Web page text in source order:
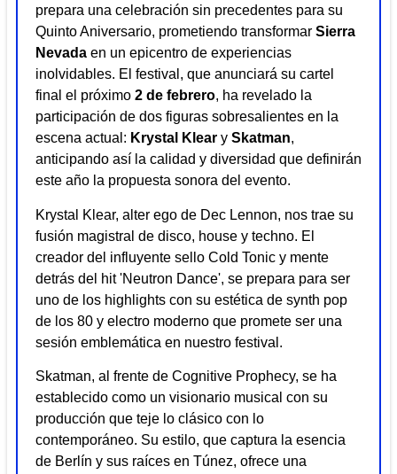
prepara una celebración sin precedentes para su
Quinto Aniversario, prometiendo transformar Sierra
Nevada en un epicentro de experiencias
inolvidables. El festival, que anunciará su cartel
final el próximo 2 de febrero, ha revelado la
participación de dos figuras sobresalientes en la
escena actual: Krystal Klear y Skatman,
anticipando así la calidad y diversidad que definirán
este año la propuesta sonora del evento.
Krystal Klear, alter ego de Dec Lennon, nos trae su
fusión magistral de disco, house y techno. El
creador del influyente sello Cold Tonic y mente
detrás del hit 'Neutron Dance', se prepara para ser
uno de los highlights con su estética de synth pop
de los 80 y electro moderno que promete ser una
sesión emblemática en nuestro festival.
Skatman, al frente de Cognitive Prophecy, se ha
establecido como un visionario musical con su
producción que teje lo clásico con lo
contemporáneo. Su estilo, que captura la esencia
de Berlín y sus raíces en Túnez, ofrece una